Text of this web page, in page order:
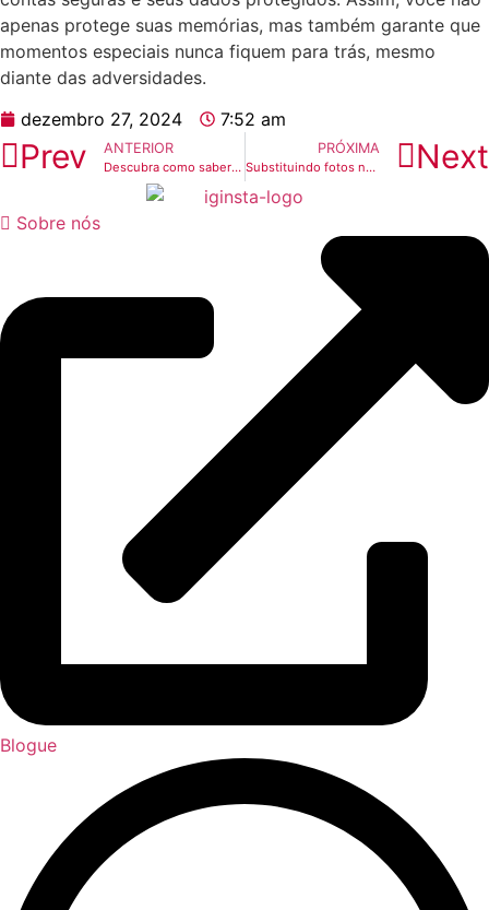
apenas protege ‍suas memórias, mas também garante que
⁤momentos‍ especiais nunca fiquem para trás, mesmo​
diante das adversidades.
dezembro 27, 2024
7:52 am
Prev ANTERIOR
Descubra como saber quantas pessoas viram sua foto no Instagram
PRÓXIMA
Substituindo fotos no Instagram: passo a passo para você Next
Sobre nós
Blogue